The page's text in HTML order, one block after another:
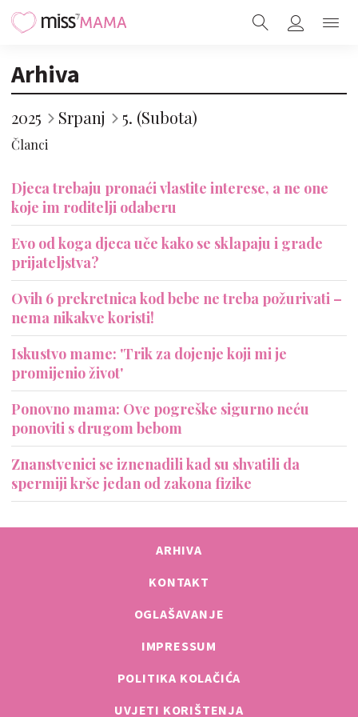
Arhiva
2025 Srpanj 5. (Subota)
Članci
Djeca trebaju pronaći vlastite interese, a ne one
koje im roditelji odaberu
Evo od koga djeca uče kako se sklapaju i grade
prijateljstva?
Ovih 6 prekretnica kod bebe ne treba požurivati –
nema nikakve koristi!
Iskustvo mame: 'Trik za dojenje koji mi je
promijenio život'
Ponovno mama: Ove pogreške sigurno neću
ponoviti s drugom bebom
Znanstvenici se iznenadili kad su shvatili da
spermiji krše jedan od zakona fizike
ARHIVA
KONTAKT
OGLAŠAVANJE
IMPRESSUM
POLITIKA KOLAČIĆA
UVJETI KORIŠTENJA